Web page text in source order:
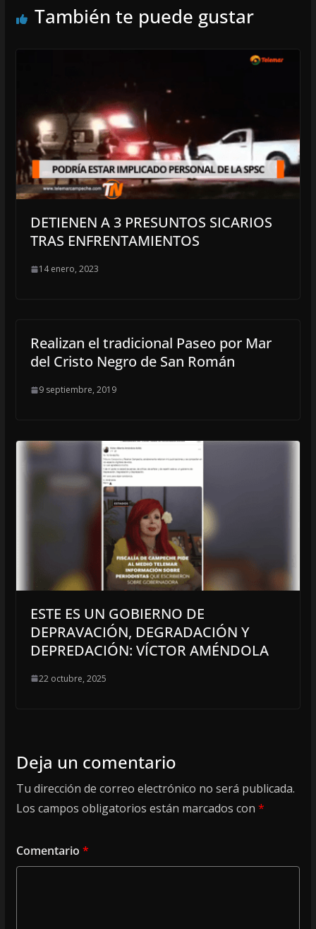
También te puede gustar
DETIENEN A 3 PRESUNTOS SICARIOS
TRAS ENFRENTAMIENTOS
14 enero, 2023
Realizan el tradicional Paseo por Mar
del Cristo Negro de San Román
9 septiembre, 2019
ESTE ES UN GOBIERNO DE
DEPRAVACIÓN, DEGRADACIÓN Y
DEPREDACIÓN: VÍCTOR AMÉNDOLA
22 octubre, 2025
Deja un comentario
Tu dirección de correo electrónico no será publicada.
Los campos obligatorios están marcados con *
Comentario *